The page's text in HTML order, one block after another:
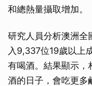
和總熱量攝取增加。
研究人員分析澳洲全
入9,337位19歲以上
有喝酒。結果顯示，
酒的日子，會吃更多